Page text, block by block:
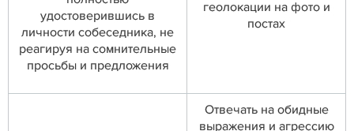
удостоверившись в
личности собеседника, не
реагируя на сомнительные
просьбы и предложения
геолокации на фото и
постах
Отвечать на обидные
выражения и агрессию